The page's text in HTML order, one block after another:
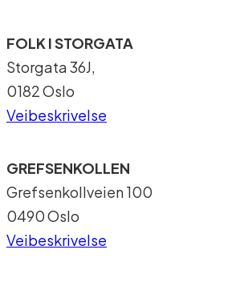
FOLK I STORGATA
Storgata 36J,
0182 Oslo
Veibeskrivelse
GREFSENKOLLEN
Grefsenkollveien 100
0490 Oslo
Veibeskrivelse